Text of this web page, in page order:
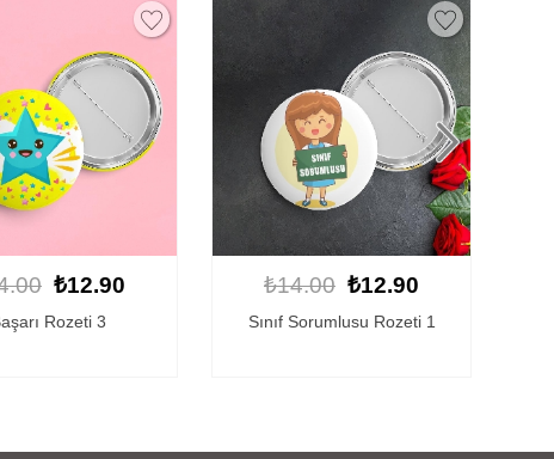
₺12.90
Sorumlusu Rozeti 1
₺14.00 ₺12.90
Başarı Rozeti 1